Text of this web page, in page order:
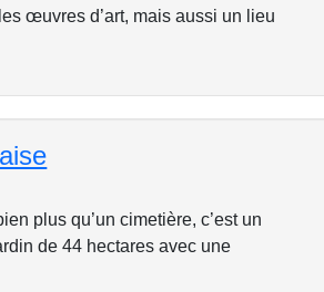
œuvres d’art, mais aussi un lieu
plus qu’un cimetière, c’est un
de 44 hectares avec une